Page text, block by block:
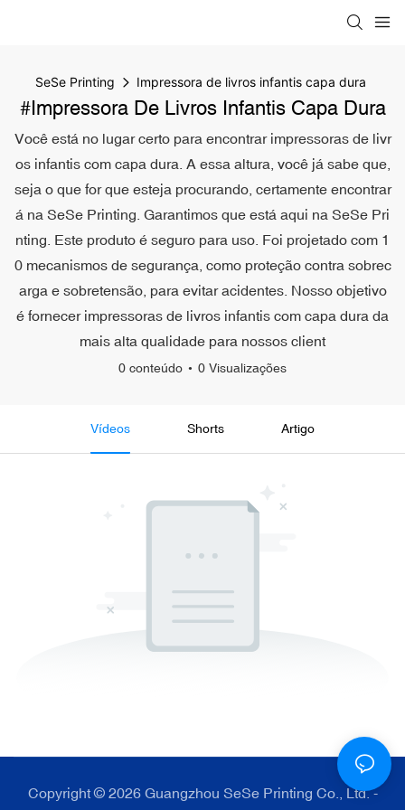
SeSe Printing Impressora de livros infantis capa dura
#Impressora De Livros Infantis Capa Dura
Você está no lugar certo para encontrar impressoras de livr
os infantis com capa dura. A essa altura, você já sabe que,
seja o que for que esteja procurando, certamente encontrar
á na SeSe Printing. Garantimos que está aqui na SeSe Pri
nting. Este produto é seguro para uso. Foi projetado com 1
0 mecanismos de segurança, como proteção contra sobrec
arga e sobretensão, para evitar acidentes. Nosso objetivo
é fornecer impressoras de livros infantis com capa dura da
mais alta qualidade para nossos client
0 conteúdo 0 Visualizações
Vídeos Shorts Artigo
Copyright © 2026 Guangzhou SeSe Printing Co., Ltd. -